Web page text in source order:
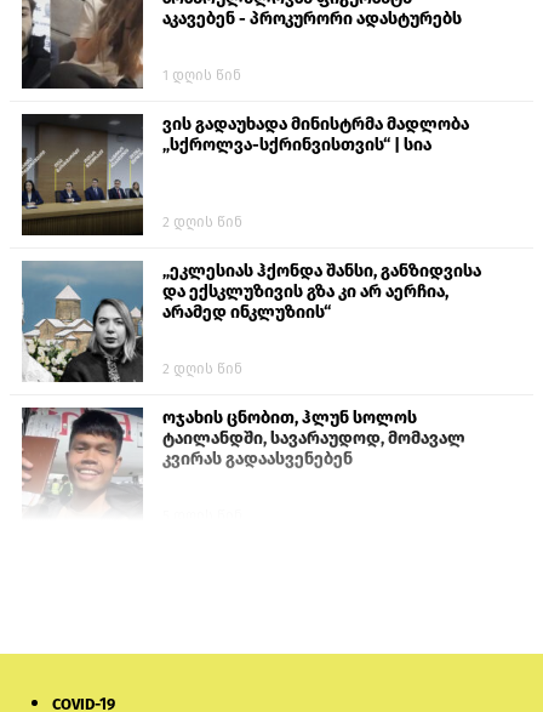
აკავებენ - პროკურორი ადასტურებს
1 დღის წინ
ვის გადაუხადა მინისტრმა მადლობა
„სქროლვა-სქრინვისთვის“ | სია
2 დღის წინ
„ეკლესიას ჰქონდა შანსი, განზიდვისა
და ექსკლუზივის გზა კი არ აერჩია,
არამედ ინკლუზიის“
2 დღის წინ
ოჯახის ცნობით, ჰლუნ სოლოს
ტაილანდში, სავარაუდოდ, მომავალ
კვირას გადაასვენებენ
COVID-19